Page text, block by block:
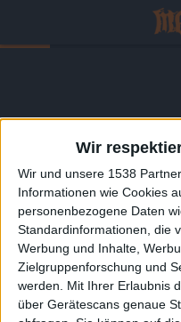
Wir
Wir und unsere 1538
Informationen wie Cookies
personenbezogene Daten
Standardinformationen, die
Werbung und Inhalte,
Zielgruppenforschung und
werden.
Mit Ihrer Erlaubnis
über Gerätescans genaue